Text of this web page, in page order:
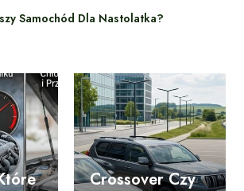
Samochód Dla Nastolatka?
Crossover Czy